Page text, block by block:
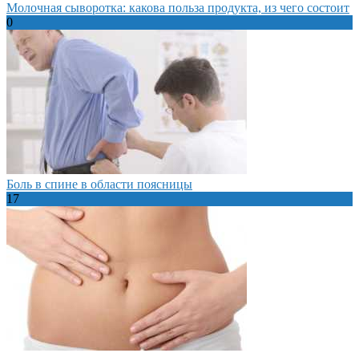
Молочная сыворотка: какова польза продукта, из чего состоит
0
Боль в спине в области поясницы
17